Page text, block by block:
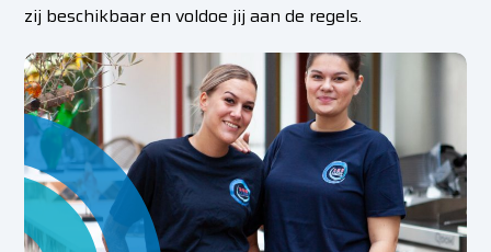
zij beschikbaar en voldoe jij aan de regels.